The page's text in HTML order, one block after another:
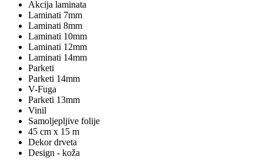
Akcija laminata
Laminati 7mm
Laminati 8mm
Laminati 10mm
Laminati 12mm
Laminati 14mm
Parketi
Parketi 14mm
V-Fuga
Parketi 13mm
Vinil
Samoljepljive folije
45 cm x 15 m
Dekor drveta
Design - koža